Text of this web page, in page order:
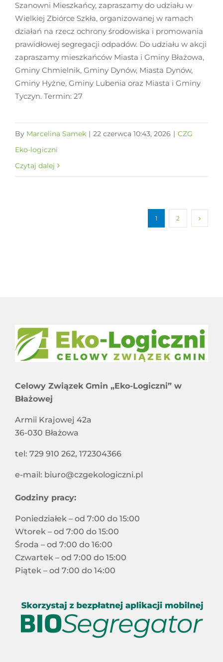
Szanowni Mieszkańcy, zapraszamy do udziału w
Wielkiej Zbiórce Szkła, organizowanej w ramach
działań na rzecz ochrony środowiska i promowania
prawidłowej segregacji odpadów. Do udziału w akcji
zapraszamy mieszkańców Miasta i Gminy Błażowa,
Gminy Chmielnik, Gminy Dynów, Miasta Dynów,
Gminy Hyżne, Gminy Lubenia oraz Miasta i Gminy
Tyczyn. Termin: 27
By Marcelina Samek | 22 czerwca 10:43, 2026 | CZG
Eko-logiczni
Czytaj dalej
1 2
Celowy Związek Gmin „Eko-Logiczni” w
Błażowej
Armii Krajowej 42a
36-030 Błażowa
tel: 729 910 262, 172304366
e-mail: biuro@czgekologiczni.pl
Godziny pracy:
Poniedziałek – od 7:00 do 15:00
Wtorek – od 7:00 do 15:00
Środa – od 7:00 do 16:00
Czwartek – od 7:00 do 15:00
Piątek – od 7:00 do 14:00